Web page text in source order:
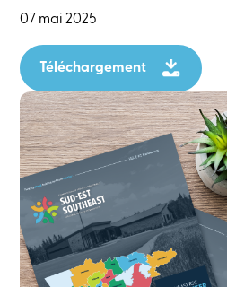
07 mai 2025
Téléchargement